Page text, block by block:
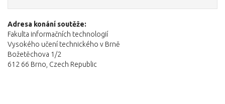
Adresa konání soutěže:
Fakulta informačních technologií
Vysokého učení technického v Brně
Božetěchova 1/2
612 66 Brno, Czech Republic